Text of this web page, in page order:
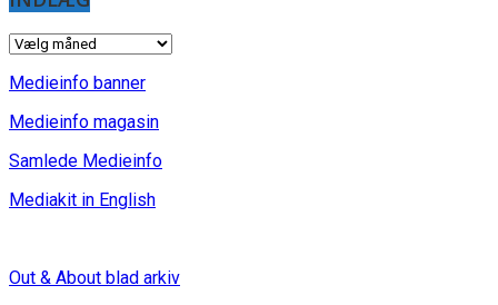
INDLÆG
Medieinfo banner
Medieinfo magasin
Samlede Medieinfo
Mediakit in English
Out & About blad arkiv